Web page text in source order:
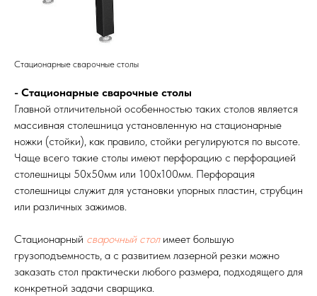
Стационарные сварочные столы
- Стационарные сварочные столы
Главной отличительной особенностью таких столов является
массивная столешница установленную на стационарные
ножки (стойки), как правило, стойки регулируются по высоте.
Чаще всего такие столы имеют перфорацию с перфорацией
столешницы 50х50мм или 100х100мм. Перфорация
столешницы служит для установки упорных пластин, струбцин
или различных зажимов.
Стационарный сварочный столимеет большую
грузоподъемность, а с развитием лазерной резки можно
заказать стол практически любого размера, подходящего для
конкретной задачи сварщика.